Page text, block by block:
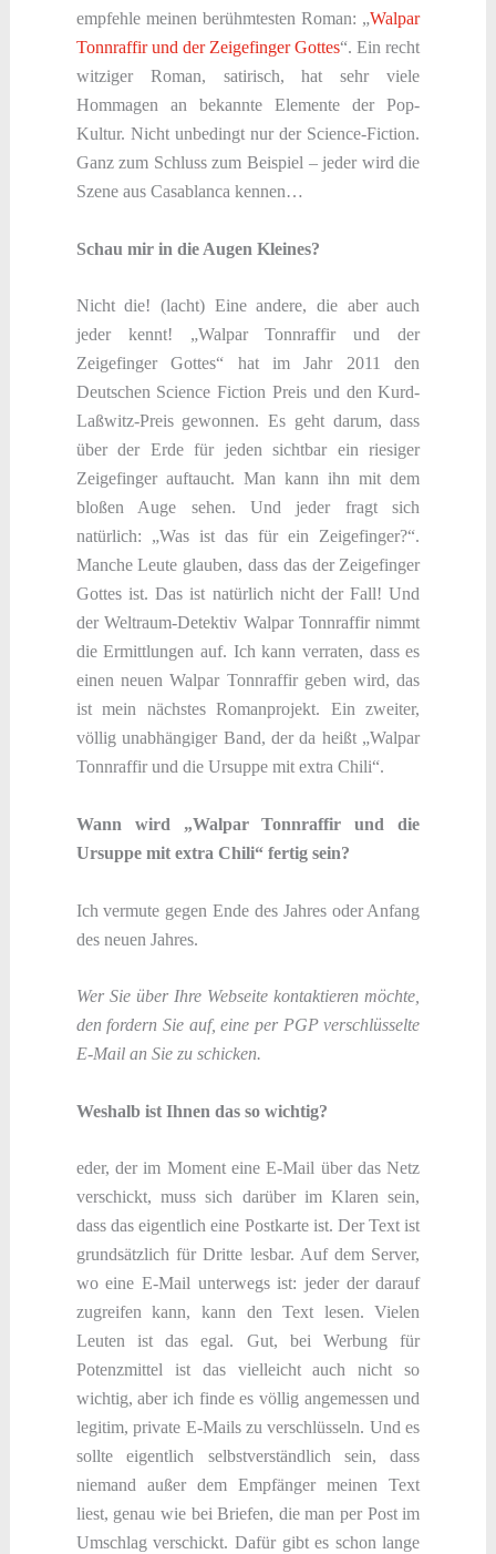
empfehle meinen berühmtesten Roman: „Walpar
Tonnraffir und der Zeigefinger Gottes“. Ein recht
witziger Roman, satirisch, hat sehr viele
Hommagen an bekannte Elemente der Pop-
Kultur. Nicht unbedingt nur der Science-Fiction.
Ganz zum Schluss zum Beispiel – jeder wird die
Szene aus Casablanca kennen…
Schau mir in die Augen Kleines?
Nicht die! (lacht) Eine andere, die aber auch
jeder kennt! „Walpar Tonnraffir und der
Zeigefinger Gottes“ hat im Jahr 2011 den
Deutschen Science Fiction Preis und den Kurd-
Laßwitz-Preis gewonnen. Es geht darum, dass
über der Erde für jeden sichtbar ein riesiger
Zeigefinger auftaucht. Man kann ihn mit dem
bloßen Auge sehen. Und jeder fragt sich
natürlich: „Was ist das für ein Zeigefinger?“.
Manche Leute glauben, dass das der Zeigefinger
Gottes ist. Das ist natürlich nicht der Fall! Und
der Weltraum-Detektiv Walpar Tonnraffir nimmt
die Ermittlungen auf. Ich kann verraten, dass es
einen neuen Walpar Tonnraffir geben wird, das
ist mein nächstes Romanprojekt. Ein zweiter,
völlig unabhängiger Band, der da heißt „Walpar
Tonnraffir und die Ursuppe mit extra Chili“.
Wann wird „Walpar Tonnraffir und die
Ursuppe mit extra Chili“ fertig sein?
Ich vermute gegen Ende des Jahres oder Anfang
des neuen Jahres.
Wer Sie über Ihre Webseite kontaktieren möchte,
den fordern Sie auf, eine per PGP verschlüsselte
E-Mail an Sie zu schicken.
Weshalb ist Ihnen das so wichtig?
eder, der im Moment eine E-Mail über das Netz
verschickt, muss sich darüber im Klaren sein,
dass das eigentlich eine Postkarte ist. Der Text ist
grundsätzlich für Dritte lesbar. Auf dem Server,
wo eine E-Mail unterwegs ist: jeder der darauf
zugreifen kann, kann den Text lesen. Vielen
Leuten ist das egal. Gut, bei Werbung für
Potenzmittel ist das vielleicht auch nicht so
wichtig, aber ich finde es völlig angemessen und
legitim, private E-Mails zu verschlüsseln. Und es
sollte eigentlich selbstverständlich sein, dass
niemand außer dem Empfänger meinen Text
liest, genau wie bei Briefen, die man per Post im
Umschlag verschickt. Dafür gibt es schon lange